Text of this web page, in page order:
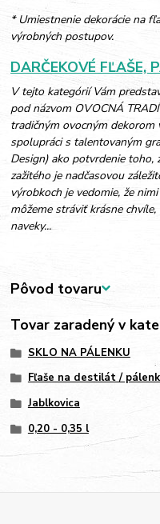
* Umiestnenie dekorácie na
výrobných postupov.
DARČEKOVÉ FĽAŠE,
V tejto kategórií Vám
pod názvom OVOCNÁ
tradičným ovocným
spolupráci s talentovaným
Design) ako potvrdenie toho,
zažitého je nadčasovou
výrobkoch je vedomie, že
môžeme stráviť krásne
naveky...
Pôvod tovaru
Tovar zaradený v
SKLO NA PÁLENKU
Fľaše na destilát /
Jablkovica
0,20 - 0,35 l